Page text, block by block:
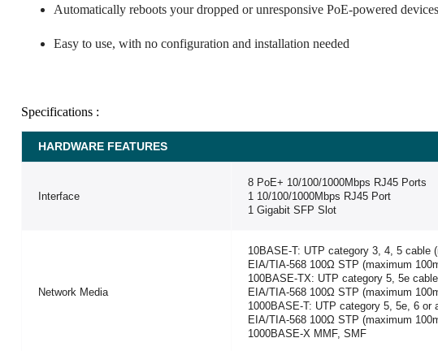
Automatically reboots your dropped or unresponsive PoE-powered
Easy to use, with no configuration and installation needed
Specifications :
HARDWARE FEATURES
Interface
8 PoE+ 10/100/1000Mbps RJ45 Ports
1 10/100/1000Mbps RJ45 Port
1 Gigabit SFP Slot
Network Media
10BASE-T: UTP category 3, 4, 5 cable
EIA/TIA-568 100Ω STP (maximum
100BASE-TX: UTP category 5, 5e
EIA/TIA-568 100Ω STP (maximum
1000BASE-T: UTP category 5, 5e, 6 or
EIA/TIA-568 100Ω STP (maximum
1000BASE-X MMF, SMF